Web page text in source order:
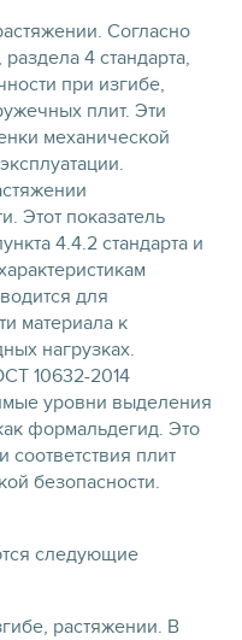
Согласно
4 стандарта,
при изгибе,
плит. Эти
механической
Этот показатель
4.4.2 стандарта и
для
материала к
нагрузках.
10632-2014
уровни выделения
формальдегид. Это
плит
безопасности.
следующие
растяжении. В